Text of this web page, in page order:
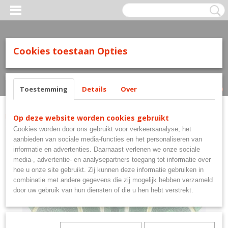
Inloggen Registreren
(0)
Home >Flights>Shot! Flights>Shot L-Style Toa KotaKota Std
Cookies toestaan Opties
Toestemming Details Over
Op deze website worden cookies gebruikt
Cookies worden door ons gebruikt voor verkeersanalyse, het
aanbieden van sociale media-functies en het personaliseren van
informatie en advertenties. Daarnaast verlenen we onze sociale
media-, advertentie- en analysepartners toegang tot informatie over
hoe u onze site gebruikt. Zij kunnen deze informatie gebruiken in
combinatie met andere gegevens die zij mogelijk hebben verzameld
door uw gebruik van hun diensten of die u hen hebt verstrekt.